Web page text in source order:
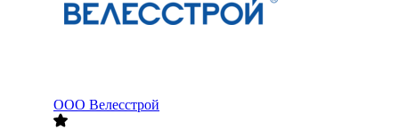
ООО Велесстрой